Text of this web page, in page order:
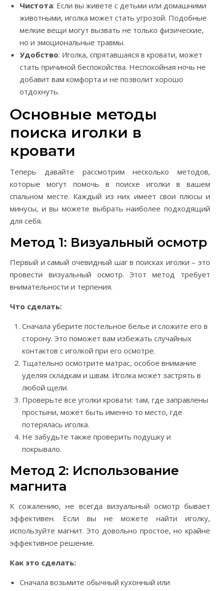
Чистота: Если вы живете с детьми или домашними
животными, иголка может стать угрозой. Подобные
мелкие вещи могут вызвать не только физические,
но и эмоциональные травмы.
Удобство: Иголка, спрятавшаяся в кровати, может
стать причиной беспокойства. Неспокойная ночь не
добавит вам комфорта и не позволит хорошо
отдохнуть.
Основные методы
поиска иголки в
кровати
Теперь давайте рассмотрим несколько методов,
которые могут помочь в поиске иголки в вашем
спальном месте. Каждый из них имеет свои плюсы и
минусы, и вы можете выбрать наиболее подходящий
для себя.
Метод 1: Визуальный осмотр
Первый и самый очевидный шаг в поисках иголки – это
провести визуальный осмотр. Этот метод требует
внимательности и терпения.
Что сделать:
Сначала уберите постельное белье и сложите его в
сторону. Это поможет вам избежать случайных
контактов с иголкой при его осмотре.
Тщательно осмотрите матрас, особое внимание
уделяя складкам и швам. Иголка может застрять в
любой щели.
Проверьте все уголки кровати: там, где заправлены
простыни, может быть именно то место, где
потерялась иголка.
Не забудьте также проверить подушку и
покрывало.
Метод 2: Использование
магнита
К сожалению, не всегда визуальный осмотр бывает
эффективен. Если вы не можете найти иголку,
используйте магнит. Это довольно простое, но крайне
эффективное решение.
Как это сделать:
Сначала возьмите обычный кухонный или